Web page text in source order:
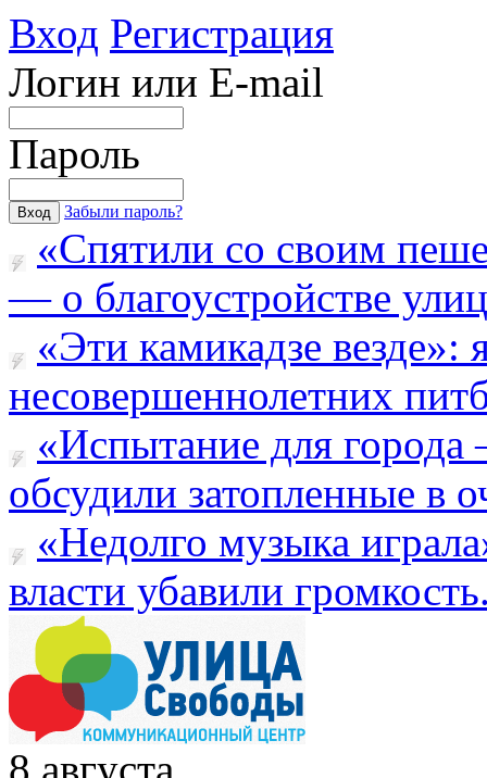
Вход Регистрация
Логин или E-mail
Пароль
Забыли пароль?
«Спятили со своим
— о благоустройстве
«Эти камикадзе везде»:
несовершеннолетних
«Испытание для
обсудили затопленные в
«Недолго музыка
власти убавили